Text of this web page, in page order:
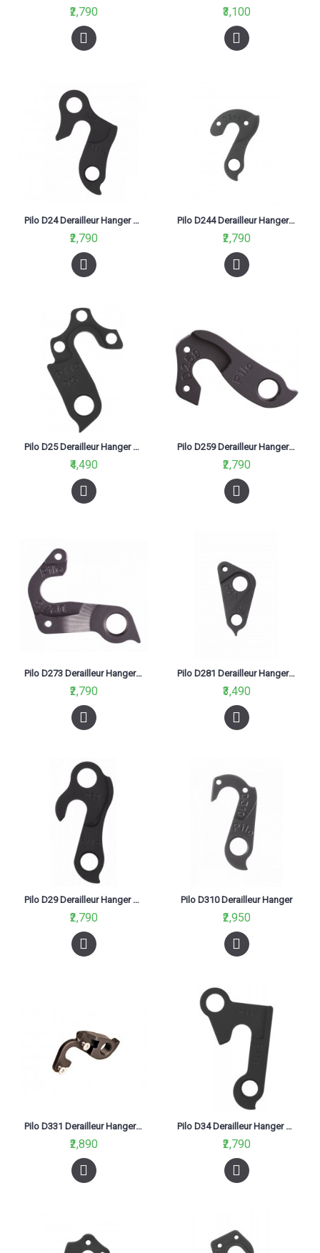
₹2,790 ₹3,100
Pilo D24 Derailleur Hanger For Fuji,Khs
₹2,790
Pilo D244 Derailleur Hanger For Kona, Haibike, Orange, Salcano, Wilier
₹2,790
Pilo D25 Derailleur Hanger For Marin Black
₹4,490
Pilo D259 Derailleur Hanger For Specialized Tarmac Roubaix
₹2,790
Pilo D273 Derailleur Hanger For Cannondale Mtb Flash Carbon 29 Scalpel
₹2,790
Pilo D281 Derailleur Hanger For Specialized
₹3,490
Pilo D29 Derailleur Hanger For Marin Black
₹2,790
Pilo D310 Derailleur Hanger
₹2,950
Pilo D331 Derailleur Hanger For Trek Road Frames Aka #311263
₹2,890
Pilo D34 Derailleur Hanger Gt Lobo, Aggressor, Nomad, Zaskar Black
₹2,790